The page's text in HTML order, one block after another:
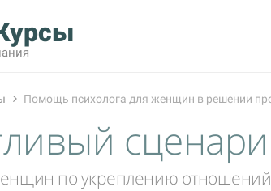
Помощь психолога для женщин в решении
по укреплению